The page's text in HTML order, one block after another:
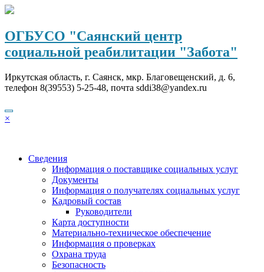
Перейти
содержимому
ОГБУСО "Саянский центр
социальной реабилитации "Забота"
Иркутская область, г. Саянск, мкр. Благовещенский, д. 6,
телефон 8(39553) 5-25-48, почта sddi38@yandex.ru
×
Сведения
Информация о поставщике социальных услуг
Документы
Информация о получателях социальных услуг
Кадровый состав
Руководители
Карта доступности
Материально-техническое обеспечение
Информация о проверках
Охрана труда
Безопасность